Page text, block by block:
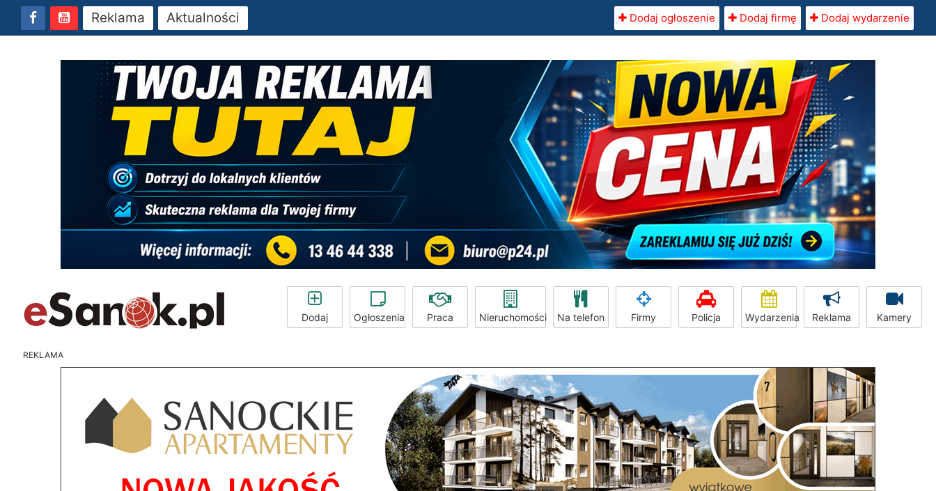
Reklama Aktualności Dodaj ogłoszenie Dodaj firmę Dodaj wydarzenie
Dodaj Ogłoszenia Praca Nieruchomości Na telefon Firmy Policja Wydarzenia Reklama Kamery
REKLAMA